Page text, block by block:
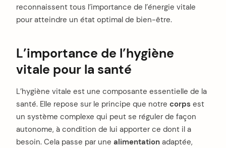
reconnaissent tous l’importance de l’énergie vitale
pour atteindre un état optimal de bien-être.
L’importance de l’hygiène
vitale pour la santé
L’hygiène vitale est une composante essentielle de la
santé. Elle repose sur le principe que notre corps est
un système complexe qui peut se réguler de façon
autonome, à condition de lui apporter ce dont il a
besoin. Cela passe par une alimentation adaptée,